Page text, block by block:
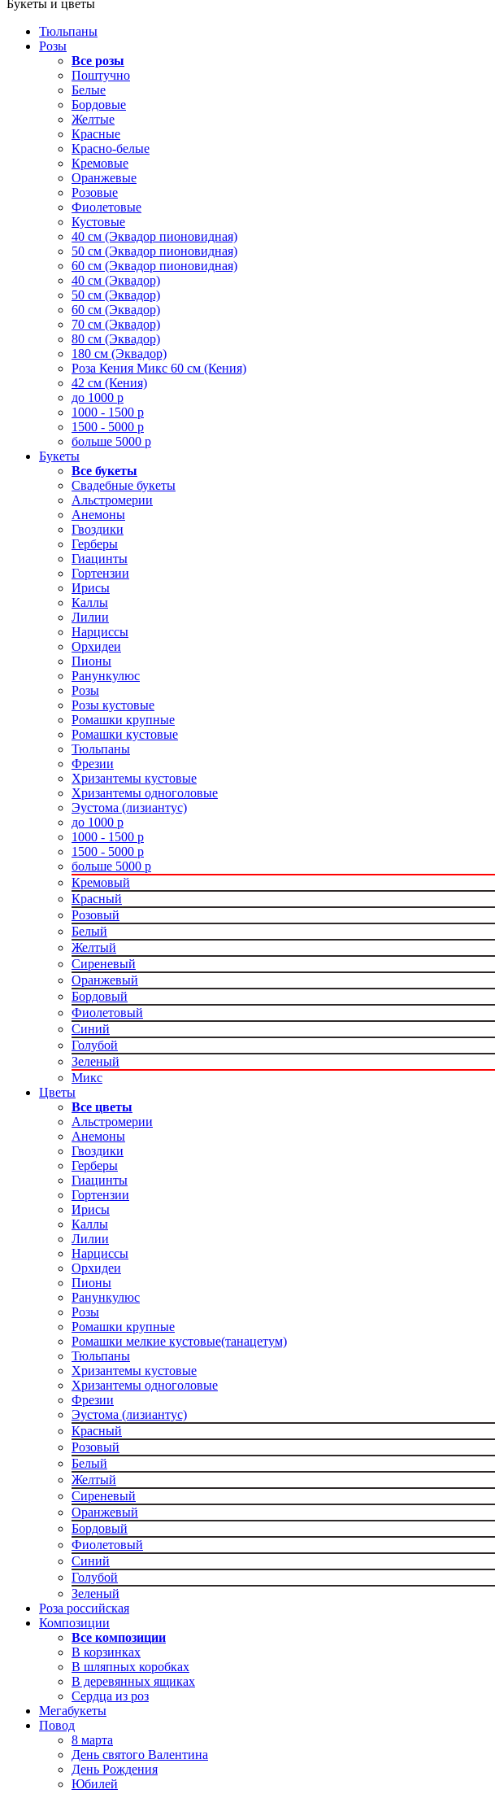
Букеты и цветы
Тюльпаны
Розы
Все розы
Поштучно
Белые
Бордовые
Желтые
Красные
Красно-белые
Кремовые
Оранжевые
Розовые
Фиолетовые
Кустовые
40 см (Эквадор пионовидная)
50 см (Эквадор пионовидная)
60 см (Эквадор пионовидная)
40 см (Эквадор)
50 см (Эквадор)
60 см (Эквадор)
70 см (Эквадор)
80 см (Эквадор)
180 см (Эквадор)
Роза Кения Микс 60 см (Кения)
42 см (Кения)
до 1000 р
1000 - 1500 р
1500 - 5000 р
больше 5000 р
Букеты
Все букеты
Свадебные букеты
Альстромерии
Анемоны
Гвоздики
Герберы
Гиацинты
Гортензии
Ирисы
Каллы
Лилии
Нарциссы
Орхидеи
Пионы
Ранункулюс
Розы
Розы кустовые
Ромашки крупные
Ромашки кустовые
Тюльпаны
Фрезии
Хризантемы кустовые
Хризантемы одноголовые
Эустома (лизиантус)
до 1000 р
1000 - 1500 р
1500 - 5000 р
больше 5000 р
Кремовый
Красный
Розовый
Белый
Желтый
Сиреневый
Оранжевый
Бордовый
Фиолетовый
Синий
Голубой
Зеленый
Микс
Цветы
Все цветы
Альстромерии
Анемоны
Гвоздики
Герберы
Гиацинты
Гортензии
Ирисы
Каллы
Лилии
Нарциссы
Орхидеи
Пионы
Ранункулюс
Розы
Ромашки крупные
Ромашки мелкие кустовые(танацетум)
Тюльпаны
Хризантемы кустовые
Хризантемы одноголовые
Фрезии
Эустома (лизиантус)
Красный
Розовый
Белый
Желтый
Сиреневый
Оранжевый
Бордовый
Фиолетовый
Синий
Голубой
Зеленый
Роза российская
Композиции
Все композиции
В корзинках
В шляпных коробках
В деревянных ящиках
Сердца из роз
Мегабукеты
Повод
8 марта
День святого Валентина
День Рождения
Юбилей